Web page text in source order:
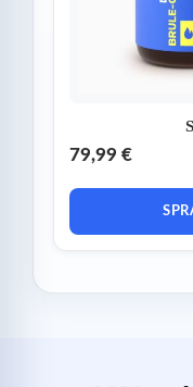
79,99 €